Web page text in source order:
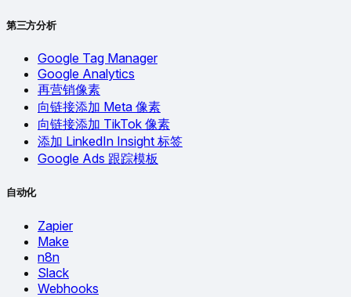
第三方分析
Google Tag Manager
Google Analytics
再营销像素
向链接添加 Meta 像素
向链接添加 TikTok 像素
添加 LinkedIn Insight 标签
Google Ads 跟踪模板
自动化
Zapier
Make
n8n
Slack
Webhooks